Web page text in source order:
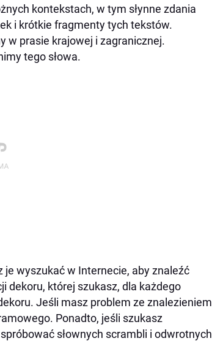
kontekstach, w tym słynne zdania
i krótkie fragmenty tych tekstów.
w prasie krajowej i zagranicznej.
tego słowa.
wyszukać w Internecie, aby znaleźć
dekoru, której szukasz, dla każdego
Jeśli masz problem ze znalezieniem
Ponadto, jeśli szukasz
słownych scrambli i odwrotnych